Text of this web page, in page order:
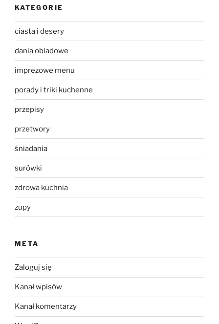
KATEGORIE
ciasta i desery
dania obiadowe
imprezowe menu
porady i triki kuchenne
przepisy
przetwory
śniadania
surówki
zdrowa kuchnia
zupy
META
Zaloguj się
Kanał wpisów
Kanał komentarzy